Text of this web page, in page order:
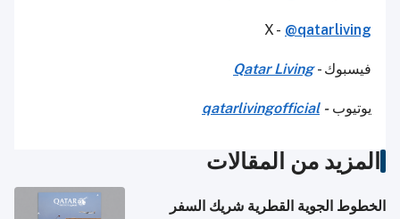
X - @qatarliving
فيسبوك -Qatar Living
يوتيوب-
qatarlivingofficial
المزيد من المقالات
الخطوط الجوية القطرية شريك السفر